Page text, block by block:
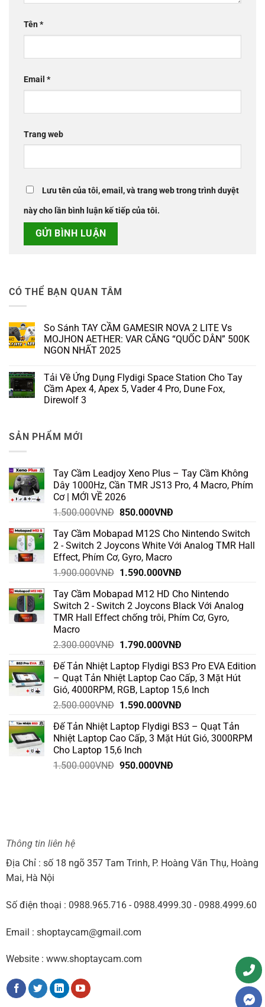
CÓ THỂ BẠN QUAN TÂM
So Sánh TAY CẦM GAMESIR NOVA 2 LITE Vs
MOJHON AETHER: VAR CĂNG “QUỐC DÂN” 500K
NGON NHẤT 2025
bình
luận
ở
So
GAMESIR
NOVA
MOJHON
AETHER:
CĂNG
“QUỐC
DÂN”
500K
NHẤT
2025
Tải Về Ứng Dụng Flydigi Space Station Cho Tay
Cầm Apex 4, Apex 5, Vader 4 Pro, Dune Fox,
Direwolf 3
luận
Dụng
Flydigi
Space
Station
Apex
4,
Apex
5,
Vader
Pro,
Fox,
Direwolf
SẢN PHẨM MỚI
Tay Cầm Leadjoy Xeno Plus – Tay Cầm Không
Dây 1000Hz, Cần TMR JS13 Pro, 4 Macro, Phím
Cơ | MỚI VỀ 2026
1.500.000VNĐ Giá
là:
1.500.000VNĐ.
850.000VNĐGiá
tại
là:
Tay Cầm Mobapad M12S Cho Nintendo Switch
2 - Switch 2 Joycons White Với Analog TMR Hall
Effect, Phím Cơ, Gyro, Macro
1.900.000VNĐ Giá
là:
1.900.000VNĐ.
1.590.000VNĐGiá
tại
là:
1.590.000VNĐ.
Tay Cầm Mobapad M12 HD Cho Nintendo
Switch 2 - Switch 2 Joycons Black Với Analog
TMR Hall Effect chống trôi, Phím Cơ, Gyro,
Macro
2.300.000VNĐ Giá
là:
2.300.000VNĐ.
1.790.000VNĐGiá
tại
là:
1.790.000VNĐ.
Đế Tản Nhiệt Laptop Flydigi BS3 Pro EVA Edition
– Quạt Tản Nhiệt Laptop Cao Cấp, 3 Mặt Hút
Gió, 4000RPM, RGB, Laptop 15,6 Inch
2.500.000VNĐ Giá
là:
2.500.000VNĐ.
1.590.000VNĐGiá
tại
là:
Đế Tản Nhiệt Laptop Flydigi BS3 – Quạt Tản
Nhiệt Laptop Cao Cấp, 3 Mặt Hút Gió, 3000RPM
Cho Laptop 15,6 Inch
1.500.000VNĐ Giá
950.000VNĐGiá
Tên*
Email *
Trang web
Lưu tên của tôi, email, và trang web trong trình duyệt
này cho lần bình luận kế tiếp của tôi.
Thông tin liên hệ
Địa Chỉ : số 18 ngõ 357 Tam Trinh, P. Hoàng Văn Thụ, Hoàng
Mai, Hà Nội
Số điện thoại : 0988.965.716 - 0988.4999.30 - 0988.4999.60
Email : shoptaycam@gmail.com
Website : www.shoptaycam.com